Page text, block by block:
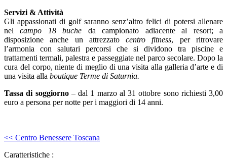
Servizi & Attività
Gli appassionati di golf saranno senz’altro felici di potersi allenare
nelcampo 18 buche da campionato adiacente al resort; a
disposizione anche un attrezzatocentro fitness, per ritrovare
l’armonia con salutari percorsi che si dividono tra piscine e
trattamenti termali, palestra e passeggiate nel parco secolare. Dopo la
cura del corpo, niente di meglio di una visita alla galleria d’arte e di
una visita alla boutique Terme di Saturnia.
Tassa di soggiorno – dal 1 marzo al 31 ottobre sono richiesti 3,00
euro a persona per notte per i maggiori di 14 anni.
<< Centro Benessere Toscana
Caratteristiche :